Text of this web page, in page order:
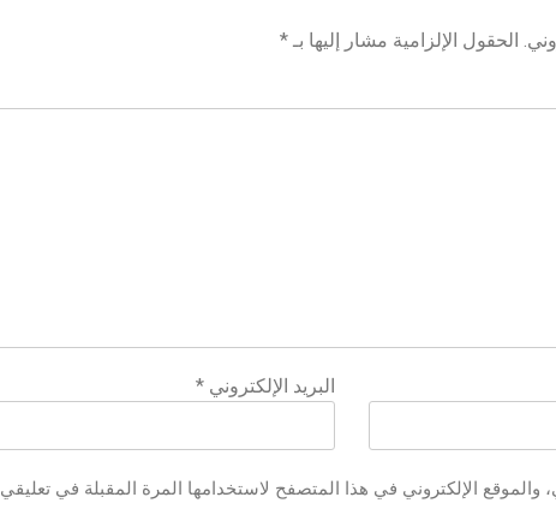
الحقول الإلزامية مشار إليها بـ *
البريد الإلكتروني*
الإلكتروني في هذا المتصفح لاستخدامها المرة المقبلة في تعليقي.